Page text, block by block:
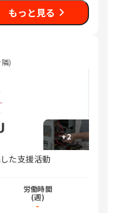
もっと見る
)
+2
た支援活動
労働時間
(週)
-